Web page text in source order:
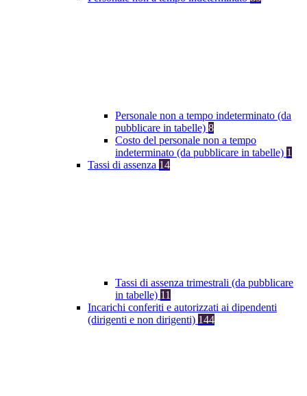
Personale non a tempo indeterminato (da
pubblicare in tabelle) 8
Costo del personale non a tempo
indeterminato (da pubblicare in tabelle) 1
Tassi di assenza 14
Tassi di assenza trimestrali (da pubblicare
in tabelle) 11
Incarichi conferiti e autorizzati ai dipendenti
(dirigenti e non dirigenti) 144